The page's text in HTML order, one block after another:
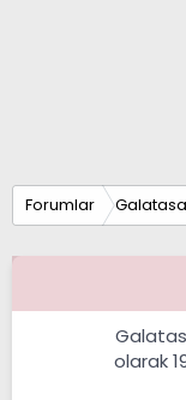
Forumlar
olarak